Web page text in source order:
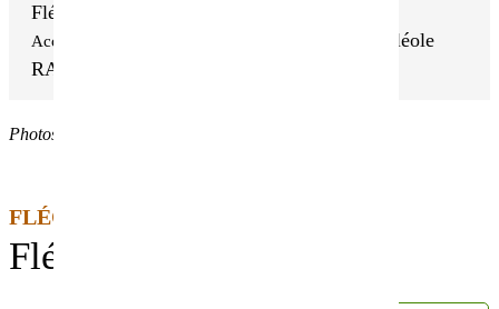
Fléole RAKEL
Accueil
Fléole
RAKEL
Photos non contractuelles
FLÉOLE DES PRÉS BIO
Fléole RAKEL